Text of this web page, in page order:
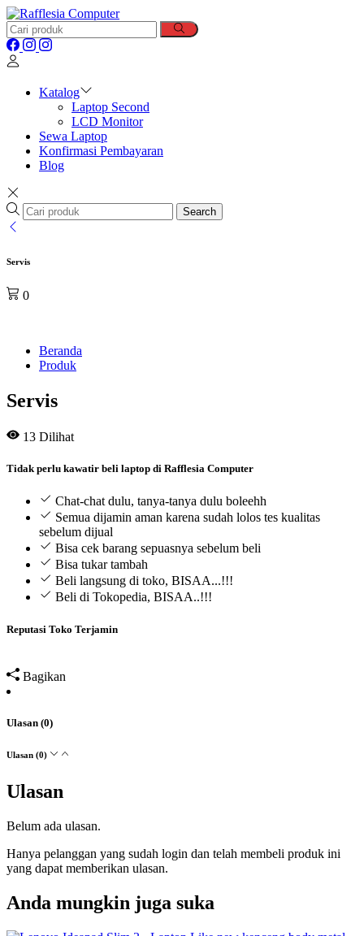
Katalog
Laptop Second
LCD Monitor
Sewa Laptop
Konfirmasi Pembayaran
Blog
Search
Servis
0
Beranda
Produk
Servis
13 Dilihat
Tidak perlu kawatir beli laptop di Rafflesia Computer
Chat-chat dulu, tanya-tanya dulu boleehh
Semua dijamin aman karena sudah lolos tes kualitas
sebelum dijual
Bisa cek barang sepuasnya sebelum beli
Bisa tukar tambah
Beli langsung di toko, BISAA...!!!
Beli di Tokopedia, BISAA..!!!
Reputasi Toko Terjamin
Bagikan
Ulasan (0)
Ulasan (0)
Ulasan
Belum ada ulasan.
Hanya pelanggan yang sudah login dan telah membeli produk ini
yang dapat memberikan ulasan.
Anda mungkin juga suka